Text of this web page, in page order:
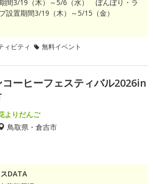
間3/19（木）～5/6（水） ぼんぼり・ラ
設置期間3/19（木）～5/15（金）
ィビティ 無料イベント
ーヒーフェスティバル2026in
よりだんご
鳥取県・倉吉市
DATA